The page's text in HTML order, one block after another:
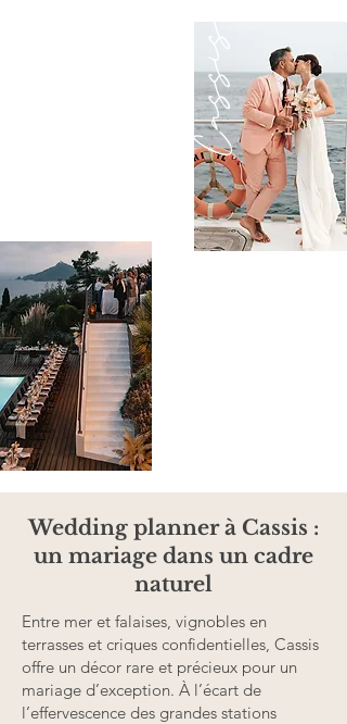
Cassis
Wedding planner à Cassis :
un mariage dans un cadre
naturel
Entre mer et falaises, vignobles en
terrasses et criques confidentielles, Cassis
offre un décor rare et précieux pour un
mariage d’exception. À l’écart de
l’effervescence des grandes stations